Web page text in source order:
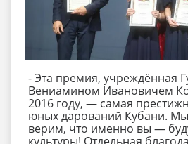
- Эта премия, учреждённая
Вениамином Ивановичем
2016 году, — самая
юных дарований Кубани.
верим, что именно вы —